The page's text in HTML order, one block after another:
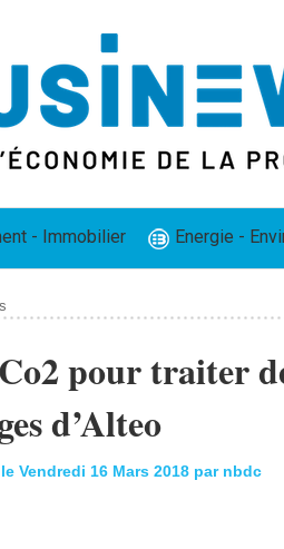
- Immobilier Energie -
pour traiter
d’Alteo
Vendredi 16 Mars 2018 par nbdc